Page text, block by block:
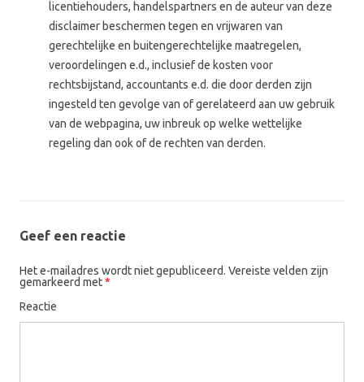
licentiehouders, handelspartners en de auteur van deze
disclaimer beschermen tegen en vrijwaren van
gerechtelijke en buitengerechtelijke maatregelen,
veroordelingen e.d., inclusief de kosten voor
rechtsbijstand, accountants e.d. die door derden zijn
ingesteld ten gevolge van of gerelateerd aan uw gebruik
van de webpagina, uw inbreuk op welke wettelijke
regeling dan ook of de rechten van derden.
Geef een reactie
Het e-mailadres wordt niet gepubliceerd. Vereiste velden zijn
gemarkeerd met*
Reactie